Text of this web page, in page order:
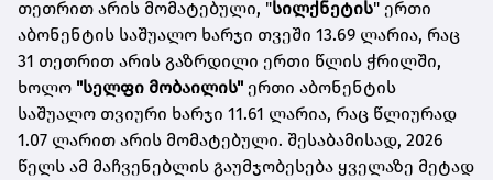
თეთრით არის მომატებული, "სილქნეტის" ერთი
აბონენტის საშუალო ხარჯი თვეში 13.69 ლარია, რაც
31 თეთრით არის გაზრდილი ერთი წლის ჭრილში,
ხოლო "სელფი მობაილის" ერთი აბონენტის
საშუალო თვიური ხარჯი 11.61 ლარია, რაც წლიურად
1.07 ლარით არის მომატებული. შესაბამისად, 2026
წელს ამ მაჩვენებლის გაუმჯობესება ყველაზე მეტად